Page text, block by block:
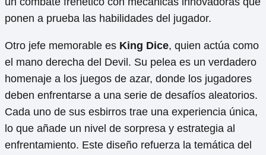
ponen a prueba las habilidades del jugador.
Otro jefe memorable es King Dice, quien actúa como
el mano derecha del Devil. Su pelea es un verdadero
homenaje a los juegos de azar, donde los jugadores
deben enfrentarse a una serie de desafíos aleatorios.
Cada uno de sus esbirros trae una experiencia única,
lo que añade un nivel de sorpresa y estrategia al
enfrentamiento. Este diseño refuerza la temática del